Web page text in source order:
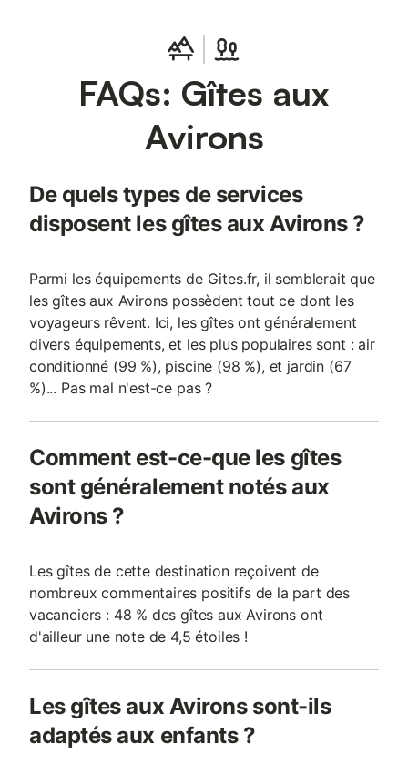
FAQs: Gîtes aux
Avirons
De quels types de services
disposent les gîtes aux Avirons ?
Parmi les équipements de Gites.fr, il semblerait que
les gîtes aux Avirons possèdent tout ce dont les
voyageurs rêvent. Ici, les gîtes ont généralement
divers équipements, et les plus populaires sont : air
conditionné (99 %), piscine (98 %), et jardin (67
%)... Pas mal n'est-ce pas ?
Comment est-ce-que les gîtes
sont généralement notés aux
Avirons ?
Les gîtes de cette destination reçoivent de
nombreux commentaires positifs de la part des
vacanciers : 48 % des gîtes aux Avirons ont
d'ailleur une note de 4,5 étoiles !
Les gîtes aux Avirons sont-ils
adaptés aux enfants ?